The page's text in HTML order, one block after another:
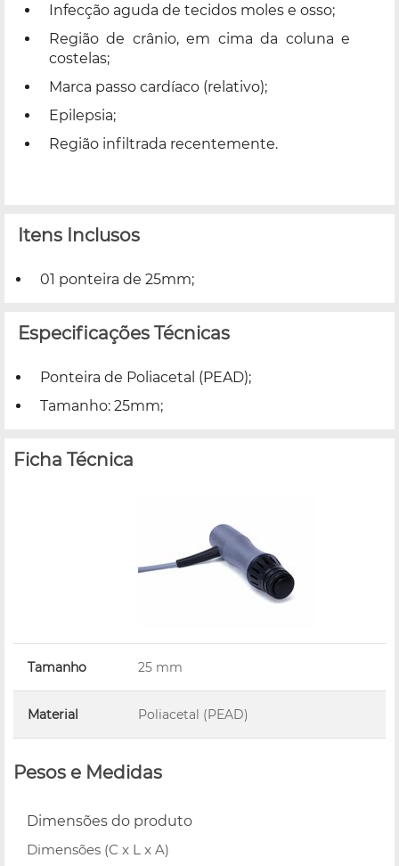
Infecção aguda de tecidos moles e osso;
Região de crânio, em cima da coluna e
costelas;
Marca passo cardíaco (relativo);
Epilepsia;
Região infiltrada recentemente.
Itens Inclusos
01 ponteira de 25mm;
Especificações Técnicas
Ponteira de Poliacetal (PEAD);
Tamanho: 25mm;
Ficha Técnica
Tamanho 25 mm
Material Poliacetal (PEAD)
Pesos e Medidas
Dimensões do produto
Dimensões (C x L x A)